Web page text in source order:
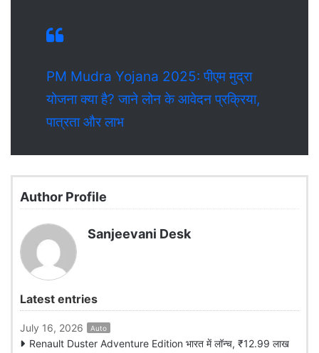
PM Mudra Yojana 2025: पीएम मुद्रा
योजना क्या है? जाने लोन के आवेदन प्रक्रिया,
पात्रता और लाभ
Author Profile
Sanjeevani Desk
Latest entries
July 16, 2026 Auto
Renault Duster Adventure Edition भारत में लॉन्च, ₹12.99 लाख